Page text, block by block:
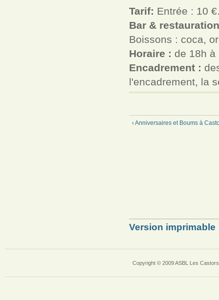
Tarif: Entrée : 10
Bar &
Boissons : coca,
Horaire : de 18h
Encadrement :
l'encadrement, la
‹ Anniversaires et Boums à
Version imprimable
Copyright © 2009 ASBL Les